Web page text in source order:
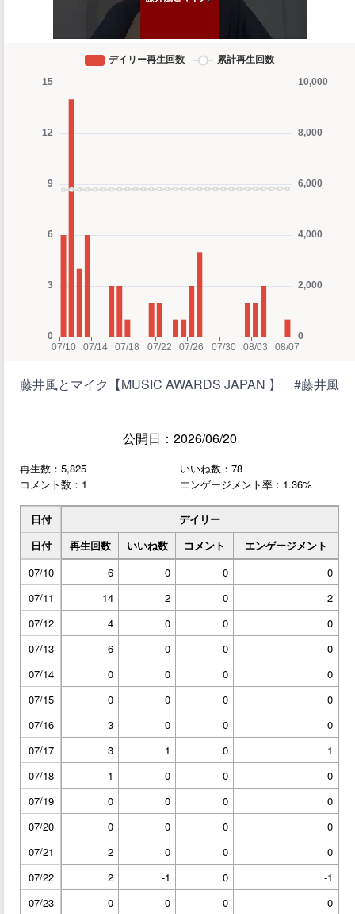
藤井風とマイク【MUSIC AWARDS JAPAN 】 #藤井風
公開日：2026/06/20
再生数：5,825
いいね数：78
コメント数：1
エンゲージメント率：1.36%
日付
デイリー
日付
再生回数 いいね数 コメント
エンゲージメント
07/10
6 0 0
0
07/11
14 2 0
2
07/12
4 0 0
0
07/13
6 0 0
0
07/14
0 0 0
0
07/15
0 0 0
0
07/16
3 0 0
0
07/17
3 1 0
1
07/18
1 0 0
0
07/19
0 0 0
0
07/20
0 0 0
0
07/21
2 0 0
0
07/22
2 -1 0
-1
07/23
0 0 0 0